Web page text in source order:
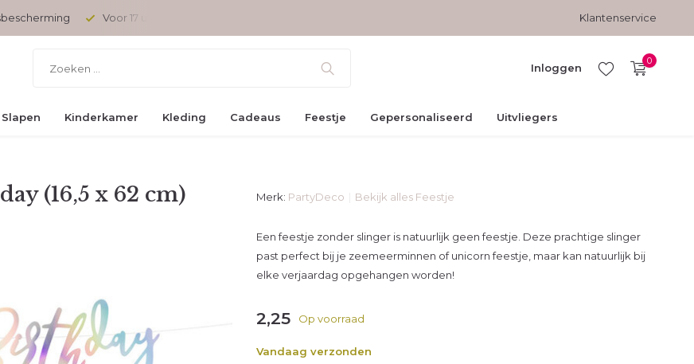
Voor 17 uur besteld, vandaag verzonden Veilig betalen met
Klantenservice
Inloggen
0
Slapen Kinderkamer Kleding Cadeaus Feestje Gepersonaliseerd Uitvliegers
(16,5 x 62 cm) Merk: PartyDeco Bekijk alles Feestje
Een feestje zonder slinger is natuurlijk geen feestje. Deze prachtige slinger
past perfect bij je zeemeerminnen of unicorn feestje, maar kan natuurlijk bij
elke verjaardag opgehangen worden!
2,25 Op voorraad
Vandaag verzonden